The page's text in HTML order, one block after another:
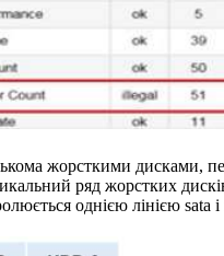
жорсткими дисками,
ряд жорстких
однією лінією